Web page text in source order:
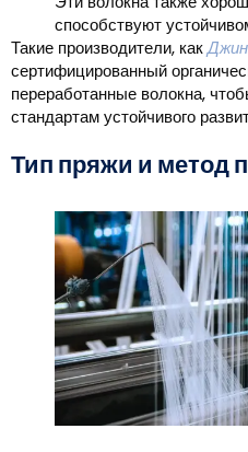
способствуют
Такие производители, как
сертифицированный
переработанные волокна,
стандартам устойчивого
Тип пряжи и метод